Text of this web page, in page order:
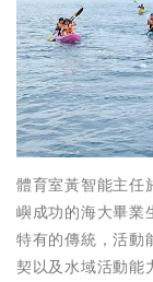
體育室黃智能主任
嶼成功的海大畢業
特有的傳統，活動
契以及水域活動能